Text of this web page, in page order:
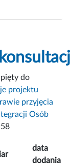
do
projektu
przyjęcia
Osób
data
dodania